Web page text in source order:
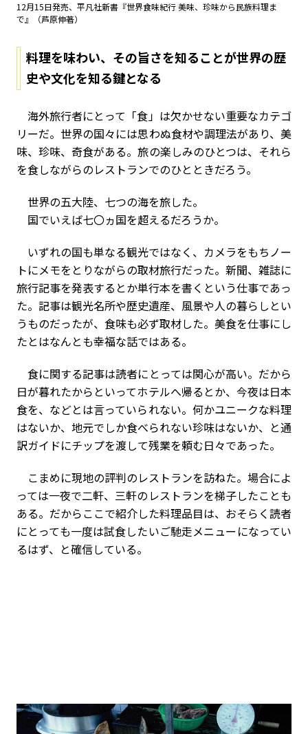
12月15日発売、平凡社新書『世界食味紀行 美味、珍味から民族料理ま
で』（芦原伸著）
料理を味わい、その旨さを知ることが世界の歴
史や文化を知る鍵となる
海外旅行者にとって「食」は欠かせない重要なカテゴ
リーだ。世界の国々には思わぬ食材や調理法があり、美
味、珍味、奇食がある。旅の楽しみのひとつは、それら
を食しながらのレストランでのひとときだろう。
世界の五大陸、七つの海を旅した。
国でいえば七〇ヵ国を超えるだろうか。
いずれの国も単なる観光ではなく、カメラをもちノー
トにメモをとりながらの取材旅行だった。新聞、雑誌に
旅行記事を発表するとか単行本を書くという仕事であっ
た。記事は観光名所や歴史遺産、風景や人の暮らしとい
うものだったが、食味も必ず取材した。美食を仕事にし
たとはなんとも幸福な話ではある。
食に関する記事は読者にとっては関心が高い。だから
日が暮れたからといってホテルへ帰るとか、今夜は日本
食を、などとは言っていられない。何かユニークな料理
はないか、地元でしか食べられない珍味はないか、と通
訳ガイドにチップを渡して残業を頼む日々であった。
こまめに現地の評判のレストランを訪ねた。場合によ
っては一夜で二軒、三軒のレストランを梯子したことも
ある。だからここで紹介した料理品目は、おそらく読者
にとっても一度は試食したいご馳走メニューになってい
るはず、と確信している。